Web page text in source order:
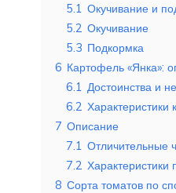
5.1 Окучивание и
5.2 Окучивание
5.3 Подкормка
6 Картофель «Янка»:
6.1 Достоинства и
6.2 Характеристики
7 Описание
7.1 Отличительные
7.2 Характеристики
8 Сорта томатов по